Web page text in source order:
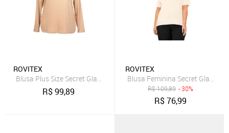
ROVITEX
Blusa Plus Size Secret Glam Manga Longa Marrom Claro
R$99,89
ROVITEX
Blusa Feminina Secret Glam
R$109,89 - 30%
R$76,99